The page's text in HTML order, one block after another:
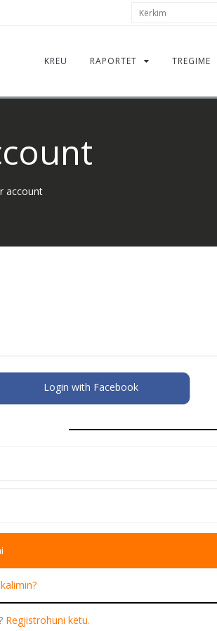
Search
form
KREU RAPORTET TREGIME
account
Login with Facebook
Regjistrohuni këtu.